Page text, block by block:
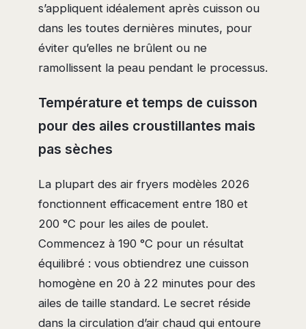
s’appliquent idéalement après cuisson ou
dans les toutes dernières minutes, pour
éviter qu’elles ne brûlent ou ne
ramollissent la peau pendant le processus.
Température et temps de cuisson
pour des ailes croustillantes mais
pas sèches
La plupart des air fryers modèles 2026
fonctionnent efficacement entre 180 et
200 °C pour les ailes de poulet.
Commencez à 190 °C pour un résultat
équilibré : vous obtiendrez une cuisson
homogène en 20 à 22 minutes pour des
ailes de taille standard. Le secret réside
dans la circulation d’air chaud qui entoure